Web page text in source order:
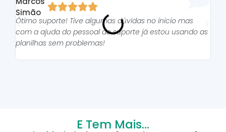

Ótimo suporte! Tive algumas dúvidas no inicio mas
com a ajuda do pessoal do suporte já estou usando as
planilhas sem problemas!
E Tem Mais...